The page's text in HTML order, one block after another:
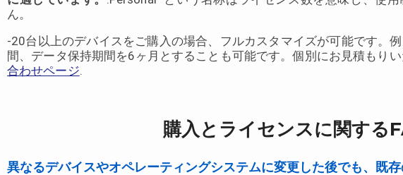
ん。
-20台以上のデバイスをご購入の場合、フルカスタマイズが可能です。
間、データ保持期間を6ヶ月とすることも可能です。個別にお見積もり
合わせページ.
購入とライセンスに関する
異なるデバイスやオペレーティングシステムに変更した後でも、既